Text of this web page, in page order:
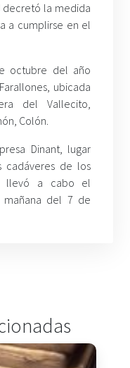
decretó la medida
a cumplirse en el
octubre del año
ubicada
del Vallecito,
Colón.
Dinant, lugar
cadáveres de los
llevó a cabo el
mañana del 7 de